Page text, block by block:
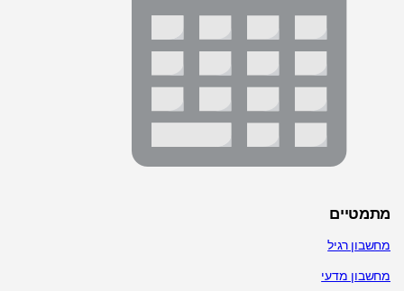
מתמטיים
מחשבון רגיל
מחשבון מדעי